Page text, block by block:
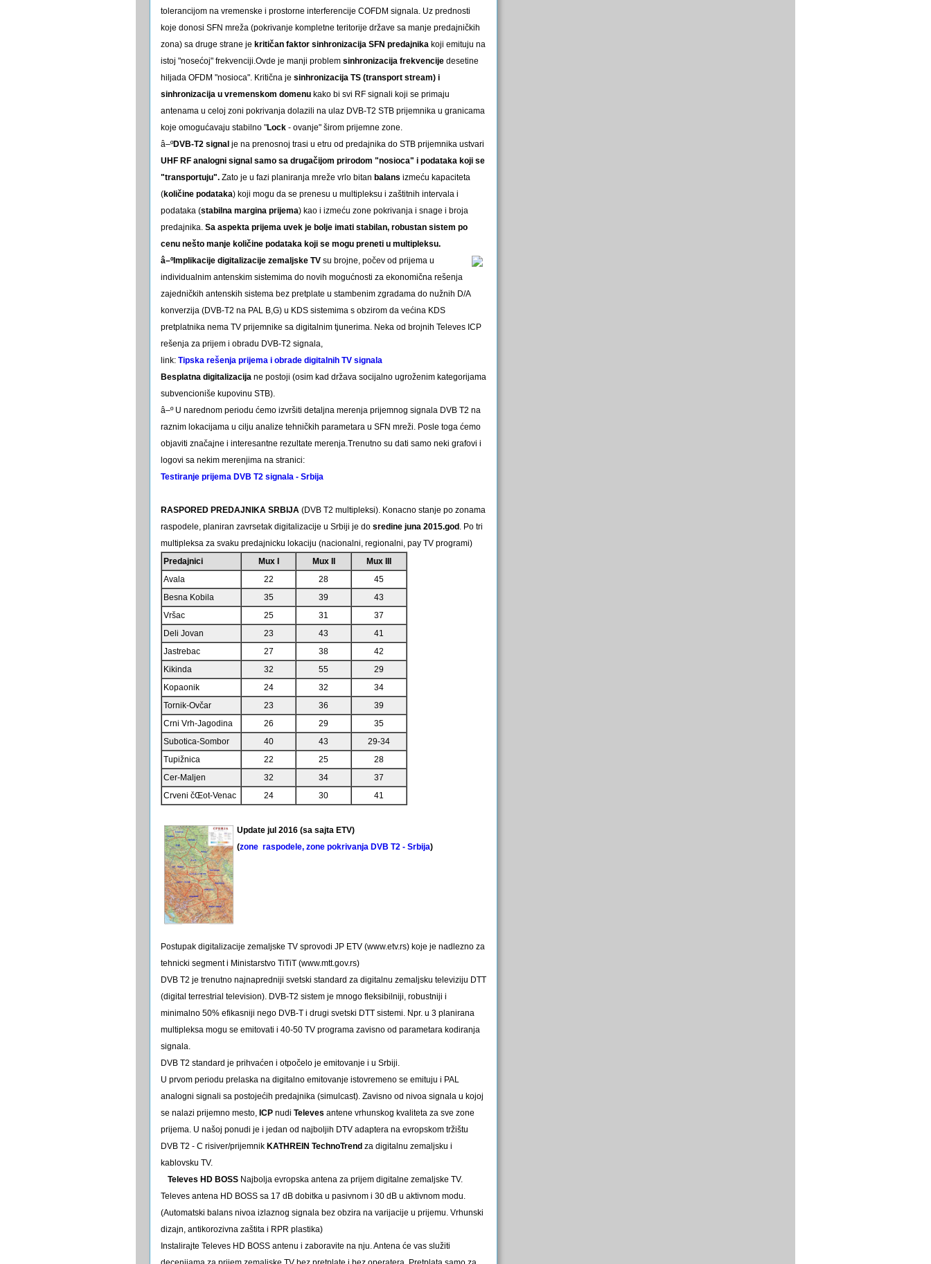
tolerancijom na vremenske i prostorne interferencije COFDM signala. Uz prednosti
koje donosi SFN mreža (pokrivanje kompletne teritorije države sa manje predajničkih
zona) sa druge strane je kritičan faktor sinhronizacija SFN predajnika koji emituju na
istoj "nosećoj" frekvenciji.Ovde je manji problem sinhronizacija frekvencije desetine
hiljada OFDM "nosioca". Kritična je sinhronizacija TS (transport stream) i
sinhronizacija u vremenskom domenu kako bi svi RF signali koji se primaju
antenama u celoj zoni pokrivanja dolazili na ulaz DVB-T2 STB prijemnika u granicama
koje omogućavaju stabilno "Lock - ovanje" širom prijemne zone.
â–ºDVB-T2 signal je na prenosnoj trasi u etru od predajnika do STB prijemnika ustvari
UHF RF analogni signal samo sa drugačijom prirodom "nosioca" i podataka koji se
"transportuju". Zato je u fazi planiranja mreže vrlo bitan balans izmeću kapaciteta
(količine podataka) koji mogu da se prenesu u multipleksu i zaštitnih intervala i
podataka (stabilna margina prijema) kao i izmeću zone pokrivanja i snage i broja
predajnika. Sa aspekta prijema uvek je bolje imati stabilan, robustan sistem po
cenu nešto manje količine podataka koji se mogu preneti u multipleksu.
â–ºImplikacije digitalizacije zemaljske TV su brojne, počev od prijema u
individualnim antenskim sistemima do novih mogućnosti za ekonomična rešenja
zajedničkih antenskih sistema bez pretplate u stambenim zgradama do nužnih D/A
konverzija (DVB-T2 na PAL B,G) u KDS sistemima s obzirom da većina KDS
pretplatnika nema TV prijemnike sa digitalnim tjunerima. Neka od brojnih Televes ICP
rešenja za prijem i obradu DVB-T2 signala,
link: Tipska rešenja prijema i obrade digitalnih TV signala
Besplatna digitalizacija ne postoji (osim kad država socijalno ugroženim kategorijama
subvencioniše kupovinu STB).
â–º U narednom periodu ćemo izvršiti detaljna merenja prijemnog signala DVB T2 na
raznim lokacijama u cilju analize tehničkih parametara u SFN mreži. Posle toga ćemo
objaviti značajne i interesantne rezultate merenja.Trenutno su dati samo neki grafovi i
logovi sa nekim merenjima na stranici:
Testiranje prijema DVB T2 signala - Srbija
RASPORED PREDAJNIKA SRBIJA (DVB T2 multipleksi). Konacno stanje po zonama
raspodele, planiran zavrsetak digitalizacije u Srbiji je do sredine juna 2015.god . Po tri
multipleksa za svaku predajnicku lokaciju (nacionalni, regionalni, pay TV programi)
Predajnici
Mux I Mux II
Mux III
Avala
22 28
45
Besna Kobila
35 39
43
Vršac
25 31
37
Deli Jovan
23 43
41
Jastrebac
27 38
42
Kikinda
32 55
29
Kopaonik
24 32
34
Tornik-Ovčar
23 36
39
Crni Vrh-Jagodina
26 29
35
Subotica-Sombor
40 43
29-34
Tupižnica
22 25
28
Cer-Maljen
32 34
37
Crveni čŒot-Venac
24 30 41
Update jul 2016 (sa sajta ETV)
(zone raspodele, zone pokrivanja DVB T2 - Srbija)
Postupak digitalizacije zemaljske TV sprovodi JP ETV (www.etv.rs) koje je nadlezno za
tehnicki segment i Ministarstvo TiTiT (www.mtt.gov.rs)
DVB T2 je trenutno najnapredniji svetski standard za digitalnu zemaljsku televiziju DTT
(digital terrestrial television). DVB-T2 sistem je mnogo fleksibilniji, robustniji i
minimalno 50% efikasniji nego DVB-T i drugi svetski DTT sistemi. Npr. u 3 planirana
multipleksa mogu se emitovati i 40-50 TV programa zavisno od parametara kodiranja
signala.
DVB T2 standard je prihvaćen i otpočelo je emitovanje i u Srbiji.
U prvom periodu prelaska na digitalno emitovanje istovremeno se emituju i PAL
analogni signali sa postojećih predajnika (simulcast). Zavisno od nivoa signala u kojoj
se nalazi prijemno mesto, ICP nudi Televes antene vrhunskog kvaliteta za sve zone
prijema. U našoj ponudi je i jedan od najboljih DTV adaptera na evropskom tržištu
DVB T2 - C risiver/prijemnik KATHREIN TechnoTrend za digitalnu zemaljsku i
kablovsku TV.
Televes HD BOSS Najbolja evropska antena za prijem digitalne zemaljske TV.
Televes antena HD BOSS sa 17 dB dobitka u pasivnom i 30 dB u aktivnom modu.
(Automatski balans nivoa izlaznog signala bez obzira na varijacije u prijemu. Vrhunski
dizajn, antikorozivna zaštita i RPR plastika)
Instalirajte Televes HD BOSS antenu i zaboravite na nju. Antena će vas služiti